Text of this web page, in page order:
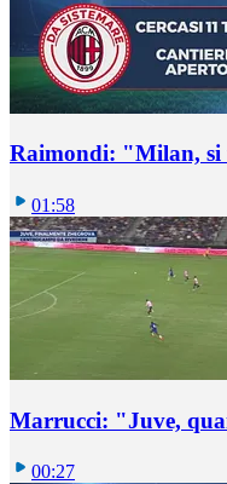
Raimondi: "Milan, si
01:58
Marrucci: "Juve,
00:27